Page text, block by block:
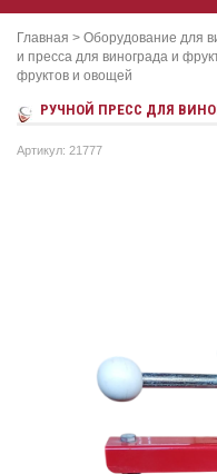
Главная > Оборудование для
и пресса для винограда и
фруктов и овощей
РУЧНОЙ ПРЕСС ДЛЯ
Артикул: 21777